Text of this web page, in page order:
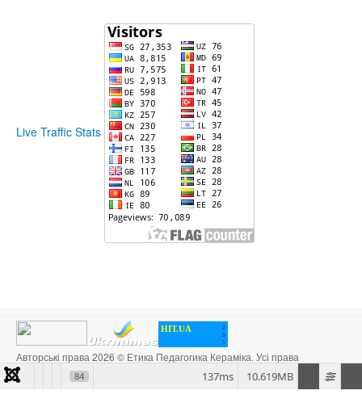
Live Traffic Stats
HIT.UA
2
5
5
Авторські права 2026 © Етика Педагогика Кераміка. Усі права
захищені. Designed by
84 10.619MB
137ms